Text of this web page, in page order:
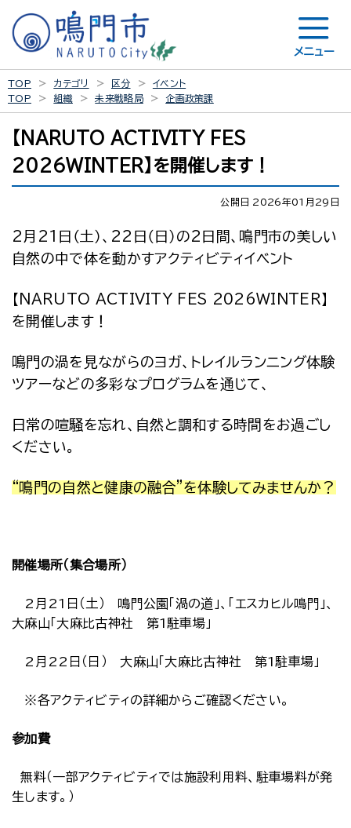
メニュー
TOP カテゴリ 区分
イベント
TOP
組織 未来戦略局 企画政策課
【NARUTO ACTIVITY FES
2026WINTER】を開催します！
公開日 2026年01月29日
2月21日（土）、22日（日）の2日間、鳴門市の美しい
自然の中で体を動かすアクティビティイベント
【NARUTO ACTIVITY FES 2026WINTER】
を開催します！
鳴門の渦を見ながらのヨガ、トレイルランニング体験
ツアーなどの多彩なプログラムを通じて、
日常の喧騒を忘れ、自然と調和する時間をお過ごし
ください。
“鳴門の自然と健康の融合”を体験してみませんか？
開催場所（集合場所）
2月21日（土） 鳴門公園「渦の道」、「エスカヒル鳴門」、
大麻山「大麻比古神社 第1駐車場」
2月22日（日） 大麻山「大麻比古神社 第1駐車場」
※各アクティビティの詳細からご確認ください。
参加費
無料（一部アクティビティでは施設利用料、駐車場料が発
生します。）